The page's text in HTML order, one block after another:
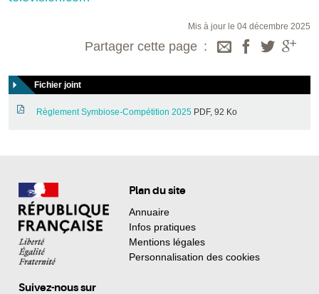
Mis à jour le 04 décembre 2025
Partager cette page
Fichier joint
Règlement Symbiose-Compétition 2025 PDF, 92 Ko
Plan du site
Annuaire
Infos pratiques
Mentions légales
Personnalisation des cookies
Suivez-nous sur